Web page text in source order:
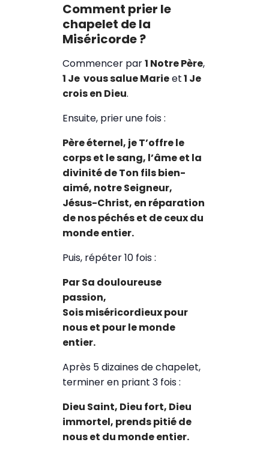
Comment prier le
chapelet de la
Miséricorde ?
Commencer par1 Notre Père,
1 Je vous salue Marieet1 Je
crois en Dieu.
Ensuite, prier une fois :
Père éternel, je T’offre le
corps et le sang, l’âme et la
divinité de Ton fils bien-
aimé, notre Seigneur,
Jésus-Christ, en réparation
de nos péchés et de ceux du
monde entier.
Puis, répéter 10 fois :
Par Sa douloureuse
passion,
Sois miséricordieux pour
nous et pour le monde
entier.
Après 5 dizaines de chapelet,
terminer en priant 3 fois :
Dieu Saint, Dieu fort, Dieu
immortel, prends pitié de
nous et du monde entier.